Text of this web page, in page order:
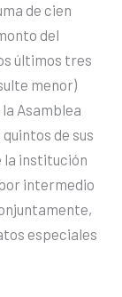
de cien
del
últimos tres
menor)
Asamblea
de sus
la institución
intermedio
especiales